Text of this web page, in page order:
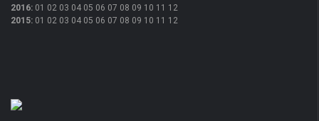
2016: 01 02 03 04 05 06 07 08 09 10 11 12
2015: 01 02 03 04 05 06 07 08 09 10 11 12